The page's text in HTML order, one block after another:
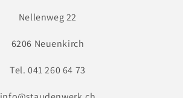
Nellenweg 22
6206 Neuenkirch
Tel. 041 260 64 73